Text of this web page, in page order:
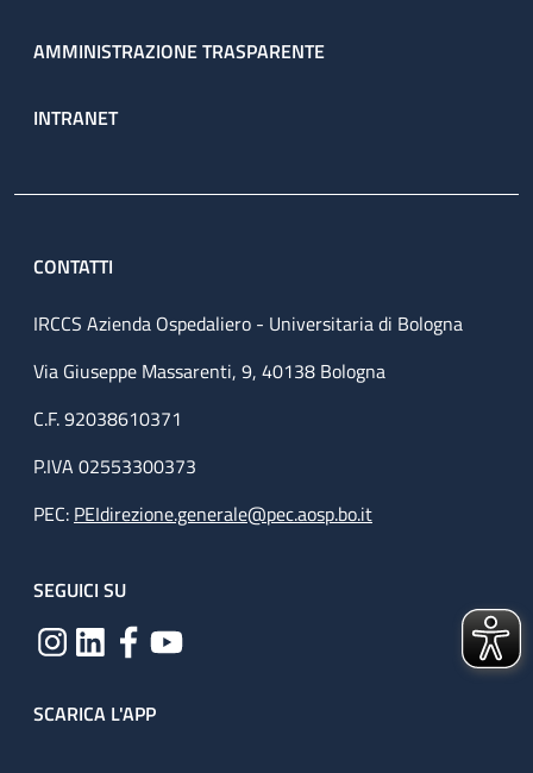
AMMINISTRAZIONE TRASPARENTE
INTRANET
CONTATTI
IRCCS Azienda Ospedaliero - Universitaria di Bologna
Via Giuseppe Massarenti, 9, 40138 Bologna
C.F. 92038610371
P.IVA 02553300373
PEC: PEIdirezione.generale@pec.aosp.bo.it
SEGUICI SU
SCARICA L'APP